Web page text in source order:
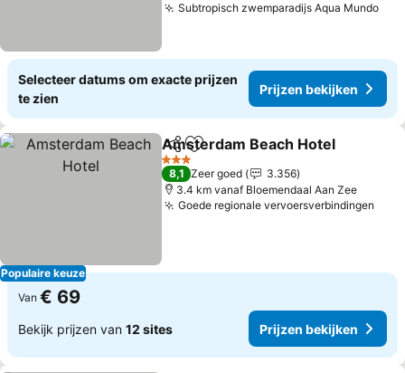
Subtropisch zwemparadijs Aqua Mundo
Selecteer datums om exacte prijzen
te zien
Prijzen bekijken
Populaire keuze
DelenToevoegen aan favorieten
Amsterdam Beach Hotel
3 Sterren
8,1 Zeer goed
3.356
3.4 km vanaf Bloemendaal Aan Zee
Goede regionale vervoersverbindingen
Van € 69
Bekijk prijzen van 12 sites Prijzen bekijken